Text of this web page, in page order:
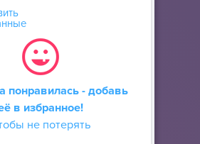
понравилась - добавь
в избранное!
не потерять